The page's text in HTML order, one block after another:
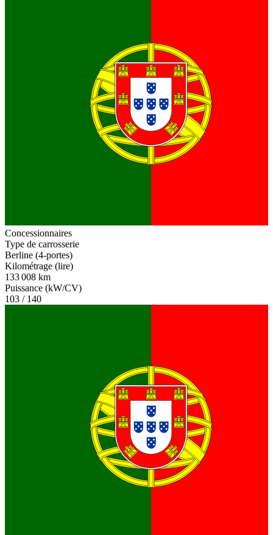
Concessionnaires
Type de carrosserie
Berline (4-portes)
Kilométrage (lire)
133 008 km
Puissance (kW/CV)
103 / 140